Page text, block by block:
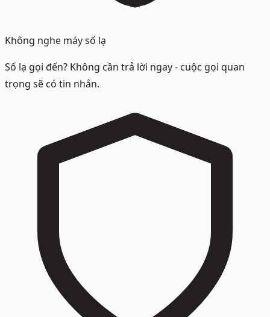
Không nghe máy số lạ
Số lạ gọi đến? Không cần trả lời ngay - cuộc gọi quan
trọng sẽ có tin nhắn.